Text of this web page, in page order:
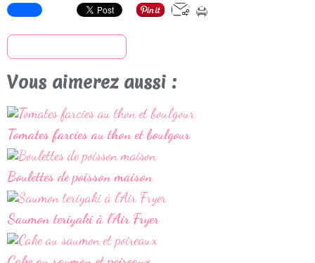
Vous aimerez aussi :
Tomates farcies au thon et boulgour
Boulettes de poisson maison
Saumon teriyaki à l’Air Fryer